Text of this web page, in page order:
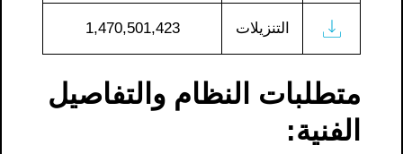
التنزيلات 1,470,501,423
متطلبات النظام والتفاصيل
الفنية: